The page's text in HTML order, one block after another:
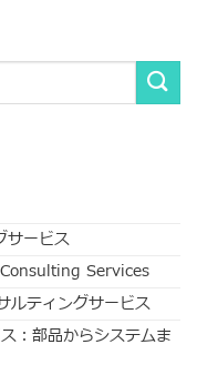
サービス
Services
ルティングサービス
：部品からシステムま